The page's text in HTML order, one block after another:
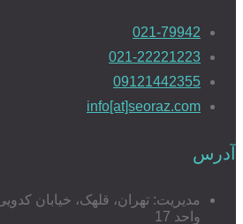
021-79942
021-22221223
09121442355
info[at]seoraz.com
آدرس
واحد 17